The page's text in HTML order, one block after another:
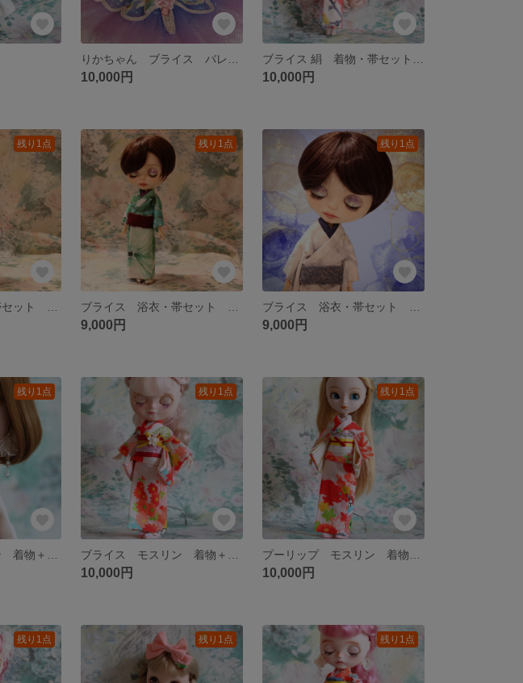
10,000円 10,000円
残り1点 残り1点
9,000円
残り1点
9,000円
残り1点 残り1点
10,000円
残り1点
10,000円
残り1点 残り1点 残り1点